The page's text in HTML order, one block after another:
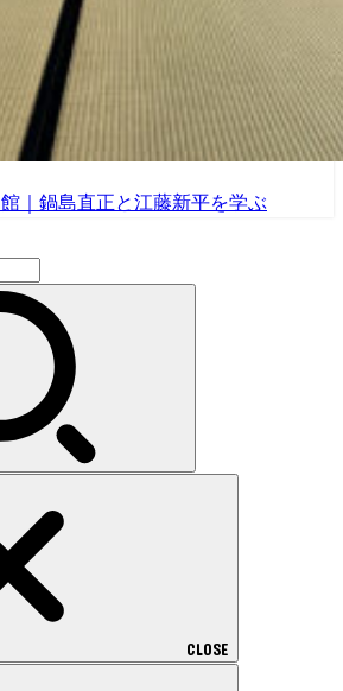
｜鍋島直正と江藤新平を学ぶ
CLOSE